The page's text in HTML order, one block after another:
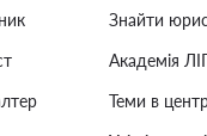
Знайти
Академія
Теми в